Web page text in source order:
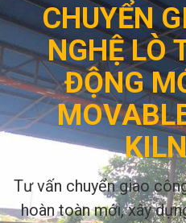
CHUYỂN
NGHỆ LÒ
ĐỘNG
Tư vấn chuyển giao
hoàn toàn mới, xây